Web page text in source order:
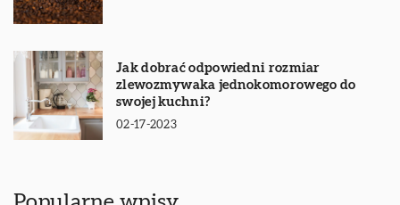
Jak dobrać odpowiedni rozmiar
zlewozmywaka jednokomorowego do
swojej kuchni?
02-17-2023